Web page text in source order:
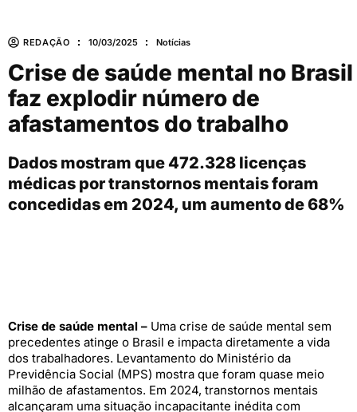
REDAÇÃO 10/03/2025 Notícias
Crise de saúde mental no Brasil
faz explodir número de
afastamentos do trabalho
Dados mostram que 472.328 licenças
médicas por transtornos mentais foram
concedidas em 2024, um aumento de 68%
Crise de saúde mental – Uma crise de saúde mental sem
precedentes atinge o Brasil e impacta diretamente a vida
dos trabalhadores. Levantamento do Ministério da
Previdência Social (MPS) mostra que foram quase meio
milhão de afastamentos. Em 2024, transtornos mentais
alcançaram uma situação incapacitante inédita com